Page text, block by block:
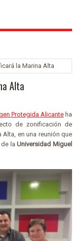
la Marina Alta
Alta
Protegida Alicanteha
de zonificación de
en una reunión que
de laUniversidad Miguel